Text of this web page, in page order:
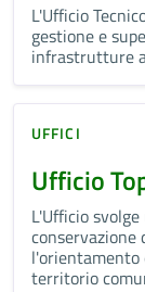
L'Ufficio
gestione e
infrastrutture
UFFICI
Ufficio
L'Ufficio
conservazione
l'orientamento
territorio